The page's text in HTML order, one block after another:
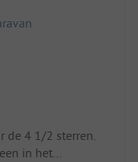
de 4 1/2 sterren.
in het